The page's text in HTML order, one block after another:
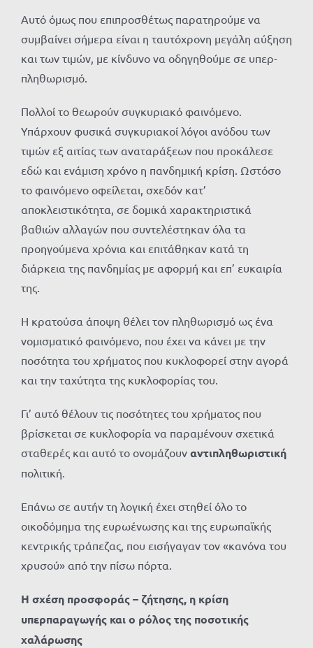
Αυτό όμως που επιπροσθέτως παρατηρούμε να
συμβαίνει σήμερα είναι η ταυτόχρονη μεγάλη αύξηση
και των τιμών, με κίνδυνο να οδηγηθούμε σε υπερ-
πληθωρισμό.
Πολλοί το θεωρούν συγκυριακό φαινόμενο.
Υπάρχουν φυσικά συγκυριακοί λόγοι ανόδου των
τιμών εξ αιτίας των αναταράξεων που προκάλεσε
εδώ και ενάμιση χρόνο η πανδημική κρίση. Ωστόσο
το φαινόμενο οφείλεται, σχεδόν κατ’
αποκλειστικότητα, σε δομικά χαρακτηριστικά
βαθιών αλλαγών που συντελέστηκαν όλα τα
προηγούμενα χρόνια και επιτάθηκαν κατά τη
διάρκεια της πανδημίας με αφορμή και επ’ ευκαιρία
της.
Η κρατούσα άποψη θέλει τον πληθωρισμό ως ένα
νομισματικό φαινόμενο, που έχει να κάνει με την
ποσότητα του χρήματος που κυκλοφορεί στην αγορά
και την ταχύτητα της κυκλοφορίας του.
Γι’ αυτό θέλουν τις ποσότητες του χρήματος που
βρίσκεται σε κυκλοφορία να παραμένουν σχετικά
σταθερές και αυτό το ονομάζουν αντιπληθωριστική
πολιτική.
Επάνω σε αυτήν τη λογική έχει στηθεί όλο το
οικοδόμημα της ευρωένωσης και της ευρωπαϊκής
κεντρικής τράπεζας, που εισήγαγαν τον «κανόνα του
χρυσού» από την πίσω πόρτα.
Η σχέση προσφοράς – ζήτησης, η κρίση
υπερπαραγωγής και ο ρόλος της ποσοτικής
χαλάρωσης